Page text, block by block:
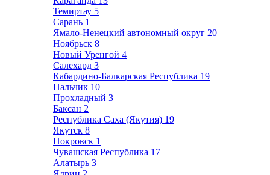
Темиртау 5
Сарань 1
Ямало-Ненецкий автономный округ 20
Ноябрьск 8
Новый Уренгой 4
Салехард 3
Кабардино-Балкарская Республика 19
Нальчик 10
Прохладный 3
Баксан 2
Республика Саха (Якутия) 19
Якутск 8
Покровск 1
Чувашская Республика 17
Алатырь 3